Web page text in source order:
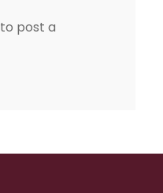
to post a